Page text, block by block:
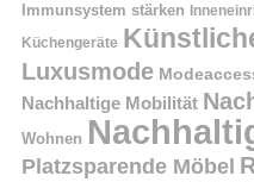
Immunsystem stärken
Küchengeräte
Luxusmode
Nachhaltige Mobilität
Wohnen
Platzsparende Möbel